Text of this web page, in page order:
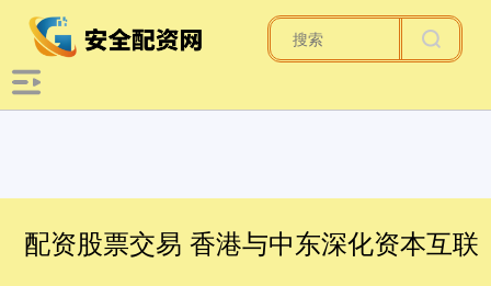
配资股票交易 香港与中东深化资本互联